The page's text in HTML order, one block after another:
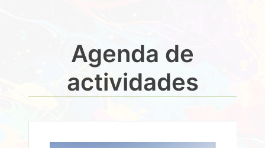
Agenda de
actividades